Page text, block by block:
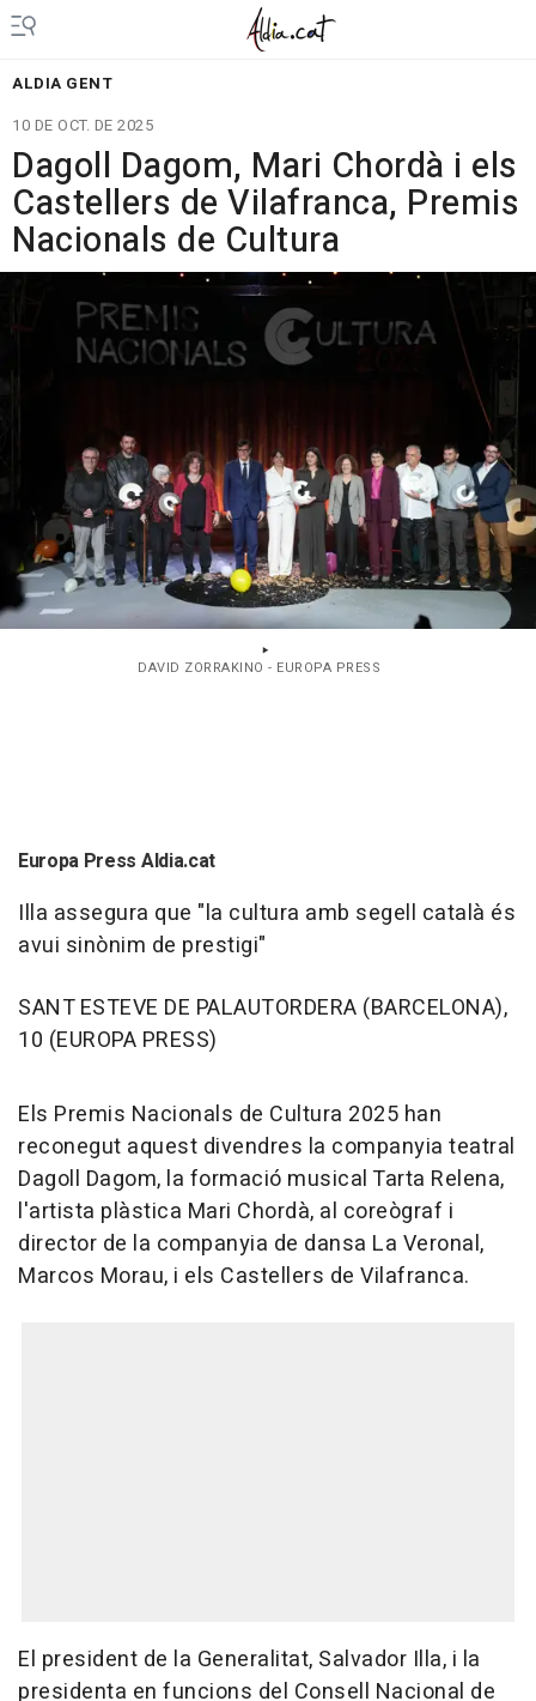
ALDIA GENT
10 DE OCT. DE 2025
Dagoll Dagom, Mari Chordà i els
Castellers de Vilafranca, Premis
Nacionals de Cultura
DAVID ZORRAKINO - EUROPA PRESS
Europa Press Aldia.cat
Illa assegura que "la cultura amb segell català és
avui sinònim de prestigi"
SANT ESTEVE DE PALAUTORDERA (BARCELONA),
10 (EUROPA PRESS)
Els Premis Nacionals de Cultura 2025 han
reconegut aquest divendres la companyia teatral
Dagoll Dagom, la formació musical Tarta Relena,
l'artista plàstica Mari Chordà, al coreògraf i
director de la companyia de dansa La Veronal,
Marcos Morau, i els Castellers de Vilafranca.
El president de la Generalitat, Salvador Illa, i la
presidenta en funcions del Consell Nacional de